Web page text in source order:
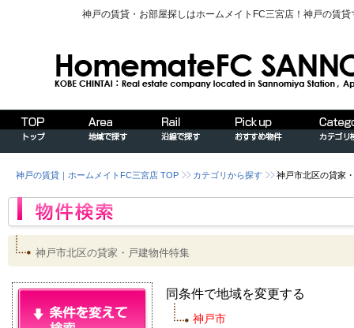
神戸の賃貸・お部屋探しはホームメイトFC三宮店！神戸の賃
神戸の賃貸｜ホームメイトFC三宮店 TOP カテゴリから探す 神戸市北区の貸家
神戸市北区の貸家・戸建物件特集
同条件で地域を変更する
神戸市